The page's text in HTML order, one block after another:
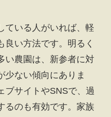
ている人がいれば、軽
良い方法です。明るく
い農園は、新参者に対
少ない傾向にありま
ブサイトやSNSで、過
るのも有効です。家族